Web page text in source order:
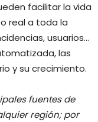
facilitar la vida
real a toda la
usuarios…
las
y su crecimiento.
fuentes de
región; por